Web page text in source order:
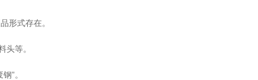
形式存在。
头等。
”。